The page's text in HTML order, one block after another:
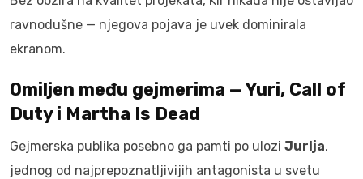
ravnodušne — njegova pojava je uvek dominirala
ekranom.
Omiljen među gejmerima — Yuri, Call of
Duty i Martha Is Dead
Gejmerska publika posebno ga pamti po ulozi Jurija,
jednog od najprepoznatljivijih antagonista u svetu